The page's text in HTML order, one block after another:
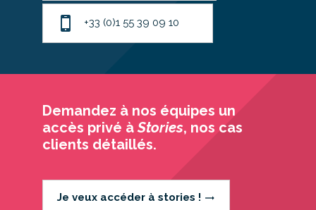
+33 (0)1 55 39 09 10
Demandez à nos équipes un
accès privé àStories, nos cas
clients détaillés.
Je veux accéder à stories ! trending_flat